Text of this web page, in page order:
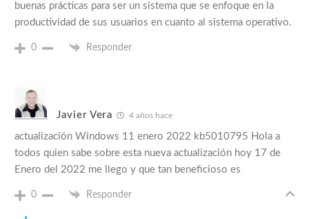
buenas prácticas para ser un sistema que se enfoque en la
productividad de sus usuarios en cuanto al sistema operativo.
0 Responder
Javier Vera 4 años hace
actualización Windows 11 enero 2022 kb5010795 Hola a
todos quien sabe sobre esta nueva actualización hoy 17 de
Enero del 2022 me llego y que tan beneficioso es
0 Responder